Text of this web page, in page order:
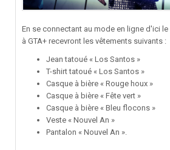
En se connectant au mode en ligne d'ici
à GTA+ recevront les vêtements suivants :
Jean tatoué « Los Santos »
T-shirt tatoué « Los Santos »
Casque à bière « Rouge houx »
Casque à bière « Fête vert »
Casque à bière « Bleu flocons »
Veste « Nouvel An »
Pantalon « Nouvel An ».